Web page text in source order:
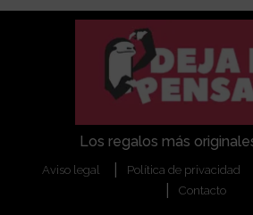
Los regalos más
Aviso legal Política de privacidad
Contacto